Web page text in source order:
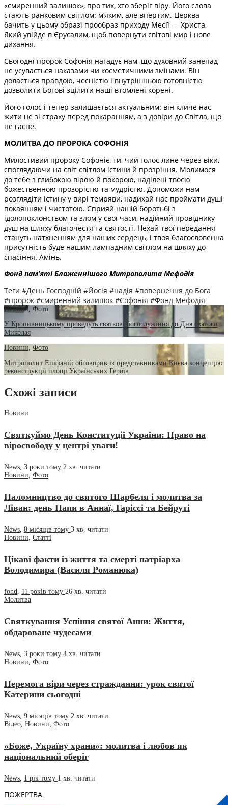
«смиренний залишок», про тих, хто зберіг віру. Його слова
стають ранковим світлом: м’яким, але впертим. Церква
бачить у цьому образі прообраз приходу Месії — Христа,
Який увійде в Єрусалим, щоб повернути світові мир і нове
дихання.
Сьогодні пророк Софонія нагадує нам, що духовний занепад
не усувається наказами чи косметичними змінами. Він
долається правдою, чесністю і внутрішньою готовністю
дозволити Богові зцілити наші втомлені корені.
Його голос і тепер залишається актуальним: він кличе нас
жити не зі страху перед покаранням, а з довіри до Світла, що
не гасне.
МОЛИТВА ДО ПРОРОКА СОФОНІЯ
Милостивий пророку Софоніє, ти, чий голос лине через віки,
споглядаючи на світ світлом істини й прозріння. Молимося
до тебе з глибокою вірою й покорою, наділені твоєю
божественною прозорістю та мудрістю. Допоможи нам
розглядіти істину у вирі темряви, надихай нас проймати душі
покаянням і чистотою. Сприяй нашій боротьбі з
ідолопоклонством та злом у свої часи, надійний провіднику
душ на шляху благочестя та святості. Нехай твої передання
стануть натхненням для наших сердець, і твоя благословенна
присутність буде нашим лампадним світлом на шляху до
спасіння. Амінь.
Фонд пам’яті Блаженнішого Митрополита Мефодія
Теги #День Господній #Йосія #надія #повернення до Бога
#пророк #смиренний залишок #Софонія #Фонд Мефодія
Новини Фото
У Кропивницькому проведуть святкові богослужіння до Дня святого
Миколая
Новини Фото
Митрополит Епіфаній обговорив із представниками Києва концепцію
реконструкції площі Українських Героїв
Схожі записи
Новини
Святкуймо День Конституції України: Право на
віросвободу у центрі уваги!
News, 3 роки тому 2 хв. читати
Новини, Фото
Паломництво до святого Шарбеля і молитва за
Ліван: день Папи в Аннаї, Гаріссі та Бейруті
News, 8 місяців тому 3 хв. читати
Новини, Статті
Цікаві факти із життя та смерті патріарха
Володимира (Василя Романюка)
fond, 11 років тому 26 хв. читати
Молитва
Святкування Успіння святої Анни: Життя,
обдароване чудесами
News 3 роки тому 4 хв. читати
Новини Фото
Перемога віри через страждання: урок святої
Катерини сьогодні
News 9 місяців тому 2 хв. читати
Відео Новини Фото
«Боже, Україну храни»: молитва і любов як
національний оберіг
News 1 рік тому 1 хв. читати
ПОЖЕРТВА